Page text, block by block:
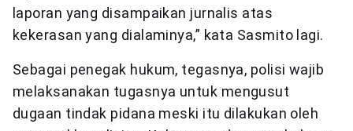
laporan yang disampaikan jurnalis atas
kekerasan yang dialaminya,” kata Sasmito lagi.
Sebagai penegak hukum, tegasnya, polisi wajib
melaksanakan tugasnya untuk mengusut
dugaan tindak pidana meski itu dilakukan oleh